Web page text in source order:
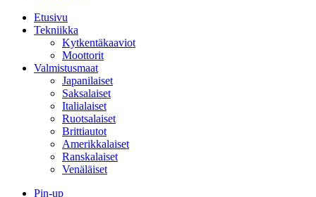
Etusivu
Tekniikka
Kytkentäkaaviot
Moottorit
Valmistusmaat
Japanilaiset
Saksalaiset
Italialaiset
Ruotsalaiset
Brittiautot
Amerikkalaiset
Ranskalaiset
Venäläiset
Pin-up